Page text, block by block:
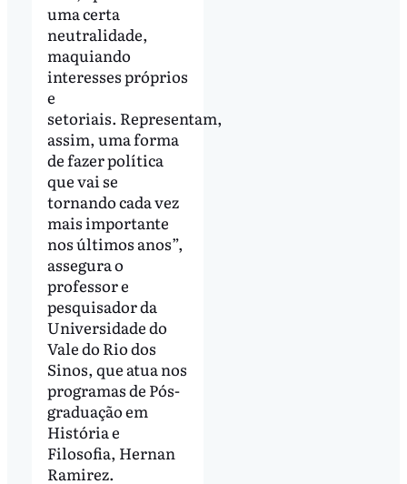
uma certa
neutralidade,
maquiando
interesses próprios
e
setoriais. Representam,
assim, uma forma
de fazer política
que vai se
tornando cada vez
mais importante
nos últimos anos”,
assegura o
professor e
pesquisador da
Universidade do
Vale do Rio dos
Sinos, que atua nos
programas de Pós-
graduação em
História e
Filosofia, Hernan
Ramirez.